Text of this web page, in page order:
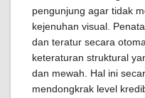
pengunjung agar tidak
kejenuhan visual.
dan teratur secara
keteraturan struktural
dan mewah. Hal ini
mendongkrak level